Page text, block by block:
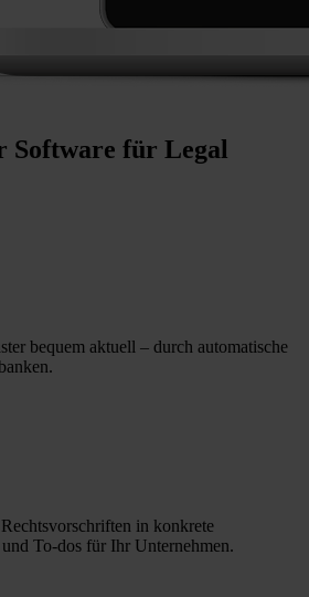
Software für Legal
bequem aktuell – durch automatische
in konkrete
To-dos für Ihr Unternehmen.